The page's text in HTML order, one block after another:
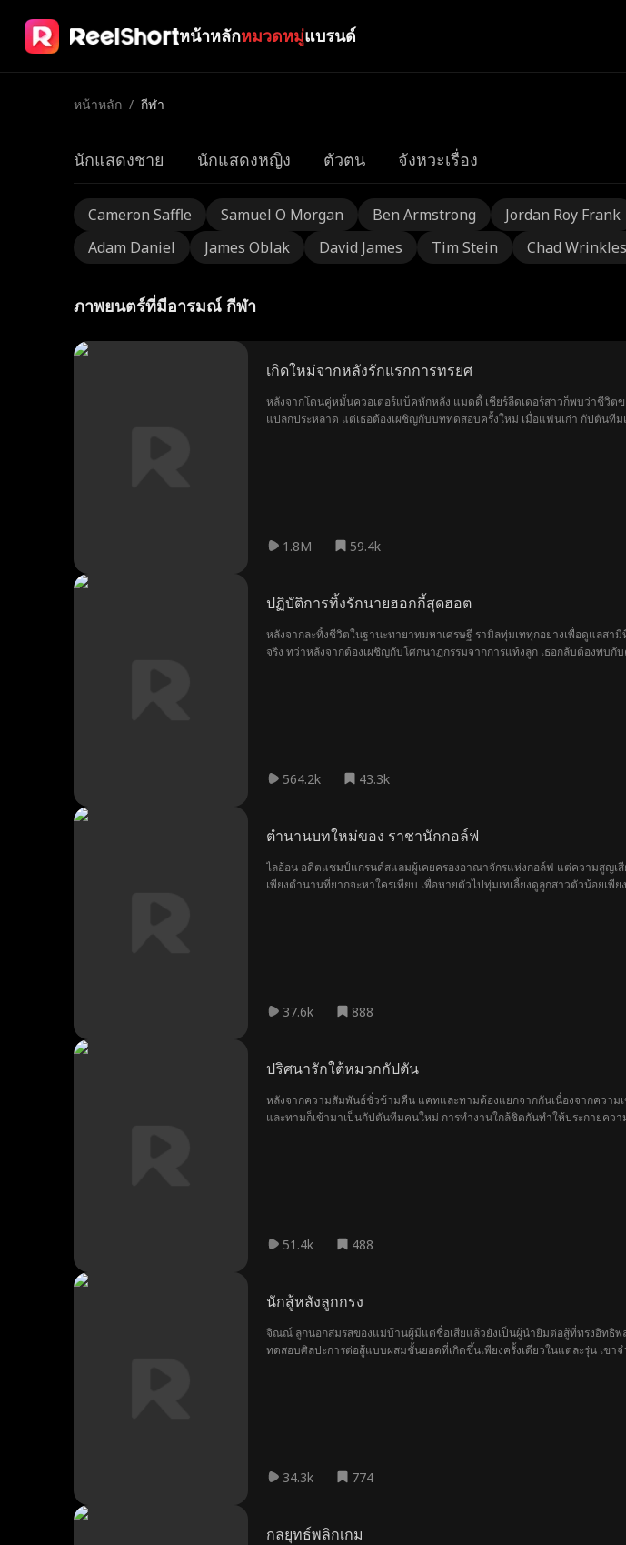
หน้าหลักหมวดหมู่แบรนด์
หน้าหลัก / กีฬา
นักแสดงชาย นักแสดงหญิง ตัวตน จังหวะเรื่อง
Cameron Saffle Samuel O Morgan Ben Armstrong Jordan Roy Frank
Adam Daniel
James Oblak David James Tim Stein Chad Wrinkles
ภาพยนตร์ที่มีอารมณ์ กีฬา
เกิดใหม่จากหลังรักแรกการทรยศ
หลังจากโดนคู่หมั้นควอเตอร์แบ็คหักหลัง แมดดี้ เชียร์ลีดเดอร์สาวก็พบว่าชีวิต
แปลกประหลาด แต่เธอต้องเผชิญกับบททดสอบครั้งใหม่ เมื่อแฟนเก่า กัปตันที
1.8M 59.4k
ปฏิบัติการทิ้งรักนายฮอกกี้สุดฮอต
หลังจากละทิ้งชีวิตในฐานะทายาทมหาเศรษฐี รามิลทุ่มเททุกอย่างเพื่อดูแลสา
จริง ทว่าหลังจากต้องเผชิญกับโศกนาฏกรรมจากการแท้งลูก เธอกลับต้องพบ
564.2k 43.3k
ตำนานบทใหม่ของ ราชานักกอล์ฟ
ไลอ้อน อดีตแชมป์แกรนด์สแลมผู้เคยครองอาณาจักรแห่งกอล์ฟ แต่ความสูญเสี
เพียงตำนานที่ยากจะหาใครเทียบ เพื่อหายตัวไปทุ่มเทเลี้ยงดูลูกสาวตัวน้อย
37.6k 888
ปริศนารักใต้หมวกกัปตัน
หลังจากความสัมพันธ์ชั่วข้ามคืน แคทและทามต้องแยกจากกันเนื่องจากควา
และทามก็เข้ามาเป็นกัปตันทีมคนใหม่ การทำงานใกล้ชิดกันทำให้ประกายค
51.4k 488
นักสู้หลังลูกกรง
จิณณ์ ลูกนอกสมรสของแม่บ้านผู้มีแต่ชื่อเสียแล้วยังเป็นผู้นำยิมต่อสู้ที่ทรงอิทธิพ
ทดสอบศิลปะการต่อสู้แบบผสมชั้นยอดที่เกิดขึ้นเพียงครั้งเดียวในแต่ละรุ่น เข
34.3k 774
กลยุทธ์พลิกเกม